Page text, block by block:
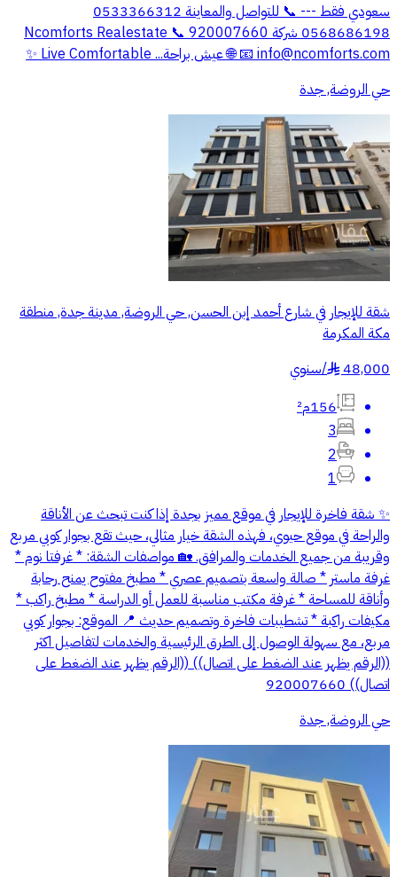
سعودي فقط --- 📞 للتواصل والمعاينة 0533366312
0568686198 شركة Ncomforts Realestate 📞 920007660
📧info@ncomforts.com
🌐 عيش براحة... Live Comfortable ✨
حي الروضة, جدة
شقة للإيجار في شارع أحمد إبن الحسن, حي الروضة, مدينة جدة, منطقة
مكة المكرمة
48,000
§
/سنوي
156م²
3
2
1
✨ شقة فاخرة للإيجار في موقع مميز بجدة إذا كنت تبحث عن الأناقة
والراحة في موقع حيوي، فهذه الشقة خيار مثالي، حيث تقع بجوار كوبي مربع
وقريبة من جميع الخدمات والمرافق. 🏡 مواصفات الشقة: * غرفتا نوم *
غرفة ماستر * صالة واسعة بتصميم عصري * مطبخ مفتوح يمنح رحابة
وأناقة للمساحة * غرفة مكتب مناسبة للعمل أو الدراسة * مطبخ راكب *
مكيفات راكبة * تشطيبات فاخرة وتصميم حديث 📍 الموقع: بجوار كوبي
مربع، مع سهولة الوصول إلى الطرق الرئيسية والخدمات لتفاصيل اكثر
((الرقم يظهر عند الضغط على اتصال)) ((الرقم يظهر عند الضغط على
اتصال)) 920007660
حي الروضة, جدة